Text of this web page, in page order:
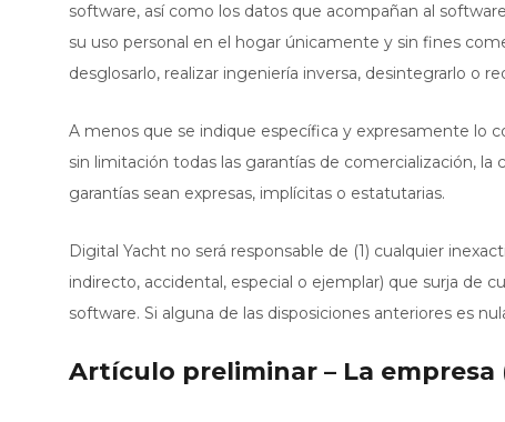
software, así como los datos que acompañan al
su uso personal en el hogar únicamente y sin fines
desglosarlo, realizar ingeniería inversa, desintegrarlo o
A menos que se indique específica y expresamente lo
sin limitación todas las garantías de comercialización,
garantías sean expresas, implícitas o estatutarias.
Digital Yacht no será responsable de (1) cualquier
indirecto, accidental, especial o ejemplar) que surja de
software. Si alguna de las disposiciones anteriores es
Artículo preliminar – La empresa